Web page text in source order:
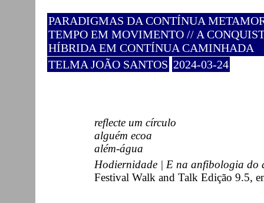
PARADIGMAS DA CONTÍNUA
TEMPO EM MOVIMENTO // A
HÍBRIDA EM CONTÍNUA CAMINHADA
TELMA JOÃO SANTOS 2024-03-24
reflecte um círculo
alguém ecoa
além-água
Hodiernidade | E na anfibologia do
Festival Walk and Talk Edição 9.5,